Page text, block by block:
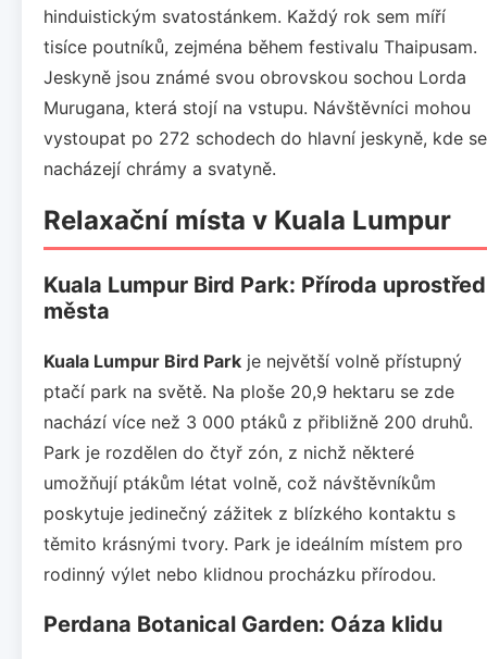
hinduistickým svatostánkem. Každý rok sem míří
tisíce poutníků, zejména během festivalu Thaipusam.
Jeskyně jsou známé svou obrovskou sochou Lorda
Murugana, která stojí na vstupu. Návštěvníci mohou
vystoupat po 272 schodech do hlavní jeskyně, kde se
nacházejí chrámy a svatyně.
Relaxační místa v Kuala Lumpur
Kuala Lumpur Bird Park: Příroda uprostřed
města
Kuala Lumpur Bird Park je největší volně přístupný
ptačí park na světě. Na ploše 20,9 hektaru se zde
nachází více než 3 000 ptáků z přibližně 200 druhů.
Park je rozdělen do čtyř zón, z nichž některé
umožňují ptákům létat volně, což návštěvníkům
poskytuje jedinečný zážitek z blízkého kontaktu s
těmito krásnými tvory. Park je ideálním místem pro
rodinný výlet nebo klidnou procházku přírodou.
Perdana Botanical Garden: Oáza klidu